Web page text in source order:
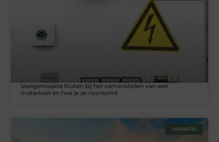
Veelgemaakte fouten bij het samenstellen van een
meterkast en hoe je ze voorkomt
VAKANTIE